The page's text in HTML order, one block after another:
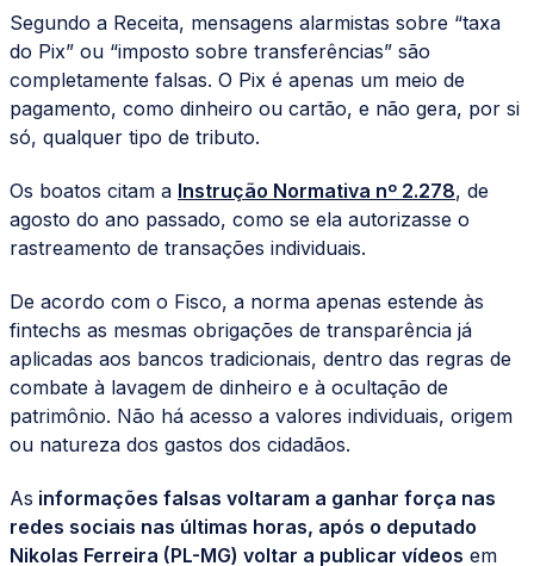
Segundo a Receita, mensagens alarmistas sobre “taxa
do Pix” ou “imposto sobre transferências” são
completamente falsas. O Pix é apenas um meio de
pagamento, como dinheiro ou cartão, e não gera, por si
só, qualquer tipo de tributo.
Os boatos citam a Instrução Normativa nº 2.278, de
agosto do ano passado, como se ela autorizasse o
rastreamento de transações individuais.
De acordo com o Fisco, a norma apenas estende às
fintechs as mesmas obrigações de transparência já
aplicadas aos bancos tradicionais, dentro das regras de
combate à lavagem de dinheiro e à ocultação de
patrimônio. Não há acesso a valores individuais, origem
ou natureza dos gastos dos cidadãos.
As informações falsas voltaram a ganhar força nas
redes sociais nas últimas horas, após o deputado
Nikolas Ferreira (PL-MG) voltar a publicar vídeos em